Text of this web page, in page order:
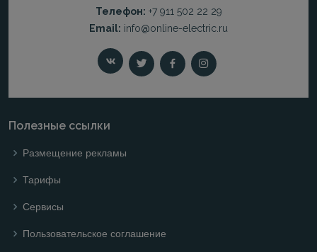
Телефон: +7 911 502 22 29
Email: info@online-electric.ru
Полезные ссылки
Размещение рекламы
Тарифы
Сервисы
Пользовательское соглашение